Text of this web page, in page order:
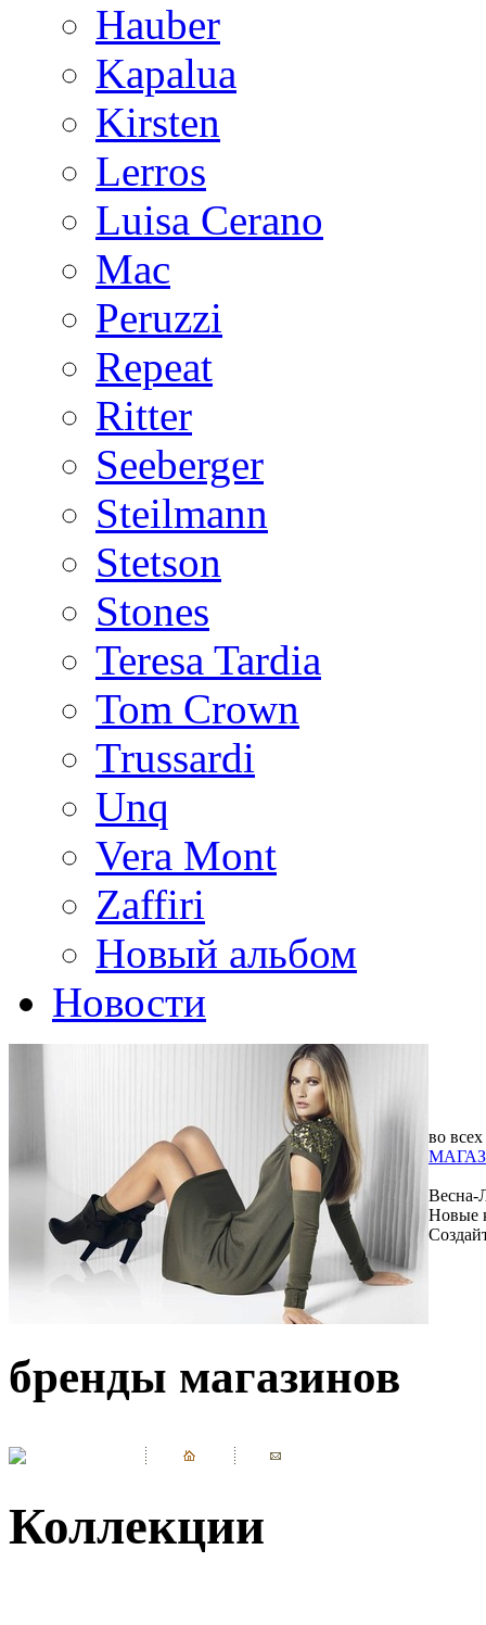
Hauber
Kapalua
Kirsten
Lerros
Luisa Cerano
Mac
Peruzzi
Repeat
Ritter
Seeberger
Steilmann
Stetson
Stones
Teresa Tardia
Tom Crown
Trussardi
Unq
Vera Mont
Zaffiri
Новый альбом
Новости
во всех
Весна-
Новые
бренды магазинов
Коллекции